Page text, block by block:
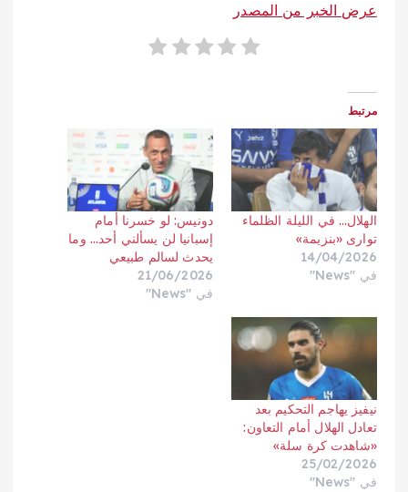
عرض الخبر من المصدر
مرتبط
الهلال… في الليلة الظلماء
توارى «بنزيمة»
14/04/2026
في "News"
دونيس: لو خسرنا أمام
إسبانيا لن يسألني أحد… وما
يحدث لسالم طبيعي
21/06/2026
في "News"
نيفيز يهاجم التحكيم بعد
تعادل الهلال أمام التعاون:
«شاهدت كرة سلة»
25/02/2026
في "News"